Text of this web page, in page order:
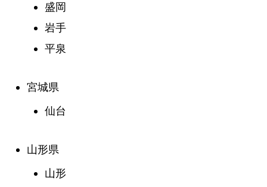
盛岡
岩手
平泉
宮城県
仙台
山形県
山形